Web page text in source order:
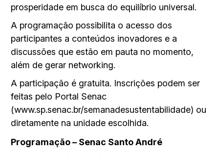
prosperidade em busca do equilíbrio universal.
A programação possibilita o acesso dos
participantes a conteúdos inovadores e a
discussões que estão em pauta no momento,
além de gerar networking.
A participação é gratuita. Inscrições podem ser
feitas pelo Portal Senac
(www.sp.senac.br/semanadesustentabilidade) ou
diretamente na unidade escolhida.
Programação – Senac Santo André